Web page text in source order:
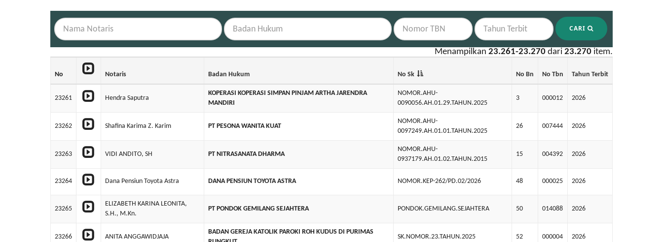
CARI
Menampilkan 23.261-23.270 dari 23.270 item.
No Notaris Badan Hukum No Sk No Bn No Tbn Tahun Terbit
23261 Hendra Saputra
KOPERASI KOPERASI SIMPAN PINJAM ARTHA JARENDRA
MANDIRI
NOMOR.AHU-
0090056.AH.01.29.TAHUN.2025
3 000012 2026
23262 Shafina Karima Z. Karim PT PESONA WANITA KUAT
NOMOR.AHU-
0097249.AH.01.01.TAHUN.2025
26 007444 2026
23263 VIDI ANDITO, SH PT NITRASANATA DHARMA
NOMOR.AHU-
0937179.AH.01.02.TAHUN.2015
15 004392 2026
23264 Dana Pensiun Toyota Astra DANA PENSIUN TOYOTA ASTRA NOMOR.KEP-262/PD.02/2026 48 000025 2026
23265
ELIZABETH KARINA LEONITA,
S.H., M.Kn.
PT PONDOK GEMILANG SEJAHTERA PONDOK.GEMILANG.SEJAHTERA 50 014088 2026
23266 ANITA ANGGAWIDJAJA
BADAN GEREJA KATOLIK PAROKI ROH KUDUS DI PURIMAS
SK.NOMOR.23.TAHUN.2025 52 000004 2026